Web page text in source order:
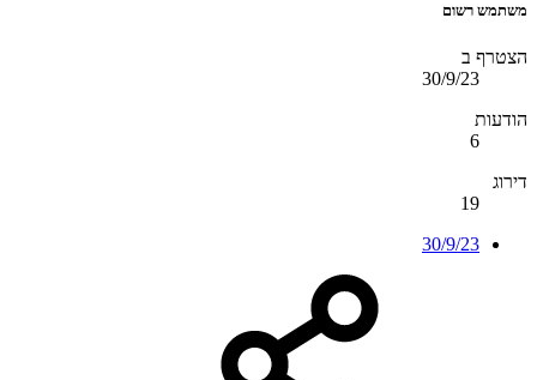
משתמש רשום
הצטרף ב
30/9/23
הודעות
6
דירוג
19
30/9/23